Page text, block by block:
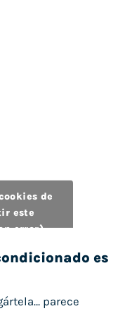
de
este
error)
es
parece